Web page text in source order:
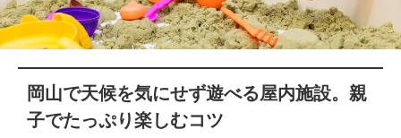
岡山で天候を気にせず遊べる屋内施設。親
子でたっぷり楽しむコツ